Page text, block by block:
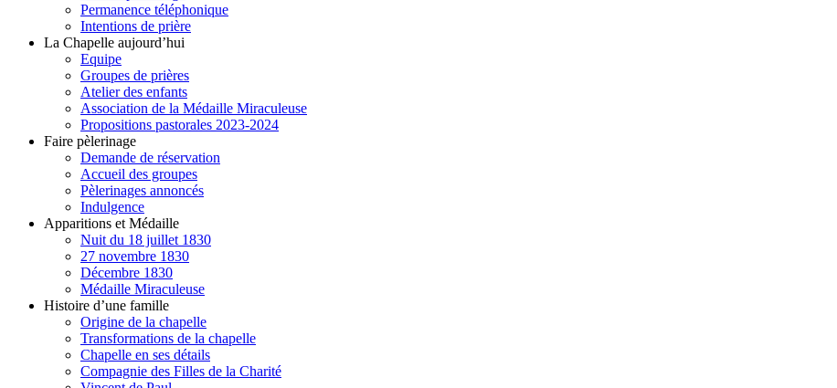
Permanence téléphonique
Intentions de prière
La Chapelle aujourd’hui
Equipe
Groupes de prières
Atelier des enfants
Association de la Médaille Miraculeuse
Propositions pastorales 2023-2024
Faire pèlerinage
Demande de réservation
Accueil des groupes
Pèlerinages annoncés
Indulgence
Apparitions et Médaille
Nuit du 18 juillet 1830
27 novembre 1830
Décembre 1830
Médaille Miraculeuse
Histoire d’une famille
Origine de la chapelle
Transformations de la chapelle
Chapelle en ses détails
Compagnie des Filles de la Charité